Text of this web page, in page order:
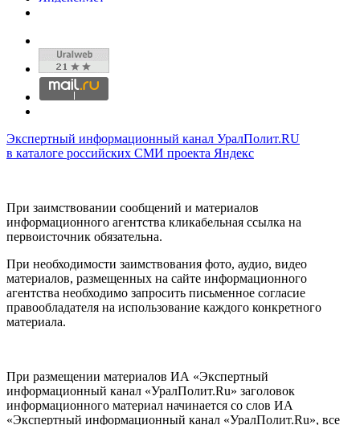
Экспертный информационный канал УралПолит.RU
в каталоге российских СМИ проекта Яндекс
При заимствовании сообщений и материалов
информационного агентства кликабельная ссылка на
первоисточник обязательна.
При необходимости заимствования фото, аудио, видео
материалов, размещенных на сайте информационного
агентства необходимо запросить письменное согласие
правообладателя на использование каждого конкретного
материала.
При размещении материалов ИА «Экспертный
информационный канал «УралПолит.Ru» заголовок
информационного материал начинается со слов ИА
«Экспертный информационный канал «УралПолит.Ru», все